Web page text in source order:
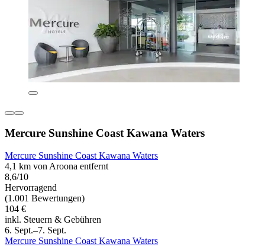
Mercure Sunshine Coast Kawana Waters
Mercure Sunshine Coast Kawana Waters
4,1 km von Aroona entfernt
8,6/10
Hervorragend
(1.001 Bewertungen)
104 €
inkl. Steuern & Gebühren
6. Sept.–7. Sept.
Mercure Sunshine Coast Kawana Waters